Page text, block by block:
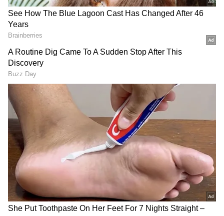
ಮಾನ್ವಿ ತಾಲೂಕಿನ ಕೋಳಿಕ್ಯಾಂಪ್ ನ ಐದು ವರ್ಷದ
ಮಗುವಿನ ಬಳಿ ಝೀಕಾ ವೈರಸ್ ಪತ್ತೆಯಾಗಿತ್ತು. ಈ ಕುರಿತು
ಖುದ್ದು ಆರೋಗ್ಯ ಸಚಿವ ಡಾ.ಸುಧಾಕರ ವಿಶೇಷ ಸುದ್ದಿಗೋಷ್ಠಿ
ನಡೆಸಿ ಝೀಕಾ ವೈರಸ್ ಪಾಸಿಟಿವ್ ಬಗ್ಗೆ ಮಾಹಿತಿ ನೀಡಿದ್ರು.
ಅಷ್ಟೇ ಅಲ್ಲದೇ ಝೀಕಾ ವೈರಸ್ ತಡೆಗಾಗಿ ಆರೋಗ್ಯ
ಇಲಾಖೆಯ ತಜ್ಞರ ತಂಡ ವಿಶೇಷ ಗೈಡ್ ಲೈನ್ಸ್ ಸಹ ಬಿಡುಗಡೆ
ಮಾಡಿ ರಾಯಚೂರಿಗೆ ಕೇಂದ್ರದ ವಿಶೇಷ ತಂಡ ಭೇಟಿ
ನೀಡಿತ್ತು.
RECOMMENDED STORIES